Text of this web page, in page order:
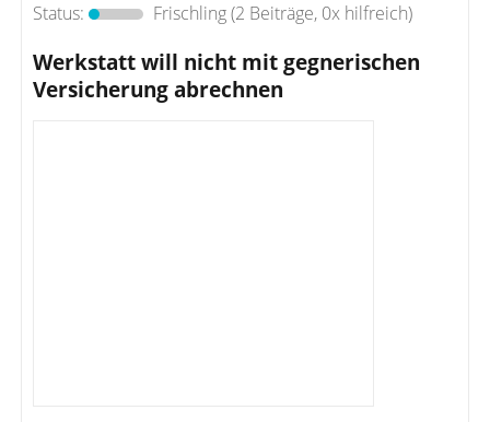
Status:
Frischling(2 Beiträge, 0x hilfreich)
Werkstatt will nicht mit gegnerischen
Versicherung abrechnen